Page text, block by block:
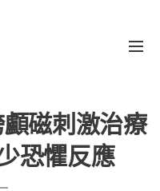
磁刺激治療
恐懼反應